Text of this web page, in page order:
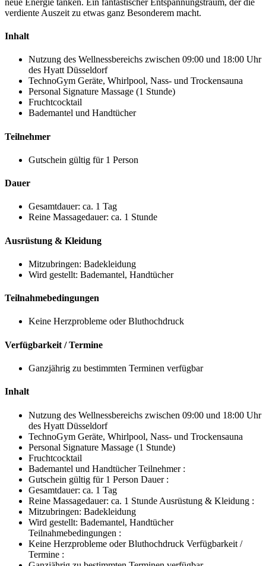
verdiente Auszeit zu etwas ganz Besonderem macht.
Inhalt
Nutzung des Wellnessbereichs zwischen 09:00 und 18:00 Uhr
des Hyatt Düsseldorf
TechnoGym Geräte, Whirlpool, Nass- und Trockensauna
Personal Signature Massage (1 Stunde)
Fruchtcocktail
Bademantel und Handtücher
Teilnehmer
Gutschein gültig für 1 Person
Dauer
Gesamtdauer: ca. 1 Tag
Reine Massagedauer: ca. 1 Stunde
Ausrüstung & Kleidung
Mitzubringen: Badekleidung
Wird gestellt: Bademantel, Handtücher
Teilnahmebedingungen
Keine Herzprobleme oder Bluthochdruck
Verfügbarkeit / Termine
Ganzjährig zu bestimmten Terminen verfügbar
Inhalt
Nutzung des Wellnessbereichs zwischen 09:00 und 18:00 Uhr
des Hyatt Düsseldorf
TechnoGym Geräte, Whirlpool, Nass- und Trockensauna
Personal Signature Massage (1 Stunde)
Fruchtcocktail
Bademantel und Handtücher Teilnehmer :
Gutschein gültig für 1 Person Dauer :
Gesamtdauer: ca. 1 Tag
Reine Massagedauer: ca. 1 Stunde Ausrüstung & Kleidung :
Mitzubringen: Badekleidung
Wird gestellt: Bademantel, Handtücher
Teilnahmebedingungen :
Keine Herzprobleme oder Bluthochdruck Verfügbarkeit /
Termine :